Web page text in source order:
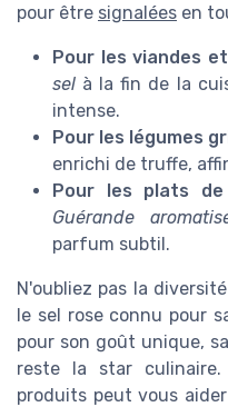
pour être signalées en
Pour lesviandes
sel à la fin de la
intense.
Pour les légumes
enrichi de truffe,
Pour les plats de
Guérande
parfum subtil.
N'oubliez pas la
le sel rose connu pour
pour son goût unique,
reste la star
produits peut vous